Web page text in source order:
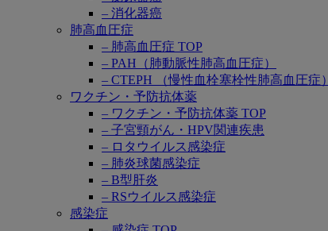
– 消化器癌
肺高血圧症
– 肺高血圧症 TOP
– PAH（肺動脈性肺高血圧症）
– CTEPH （慢性血栓塞栓性肺高血圧症）
ワクチン・予防抗体薬
– ワクチン・予防抗体薬 TOP
– 子宮頸がん・HPV関連疾患
– ロタウイルス感染症
– 肺炎球菌感染症
– B型肝炎
– RSウイルス感染症
感染症